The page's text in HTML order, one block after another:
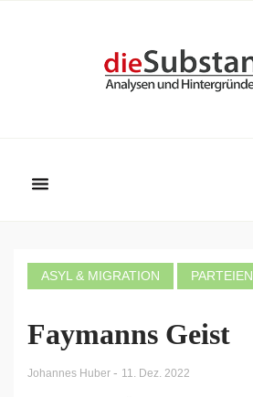
ASYL & MIGRATION PARTEIEN
Faymanns Geist
Johannes Huber - 11. Dez. 2022